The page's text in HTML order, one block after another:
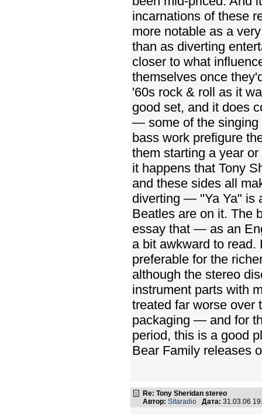
incarnations of these
more notable as a
than as diverting
closer to what
themselves once
'60s rock & roll as it
good set, and it does
— some of the singing
bass work prefigure
them starting a year
it happens that Tony
and these sides all
diverting — "Ya Ya" is
Beatles are on it. The
essay that — as an
a bit awkward to read.
preferable for the
although the stereo
instrument parts with
treated far worse over
packaging — and for
period, this is a good
Bear Family releases
Re: Tony Sheridan stereo
Автор: Sitaradio Дата: 31.03.06